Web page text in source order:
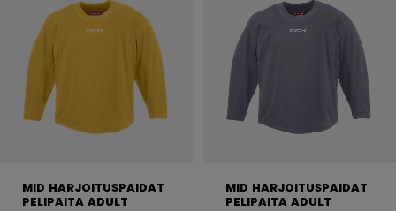
MID HARJOITUSPAIDAT
PELIPAITA ADULT
MID HARJOITUSPAIDAT
PELIPAITA ADULT